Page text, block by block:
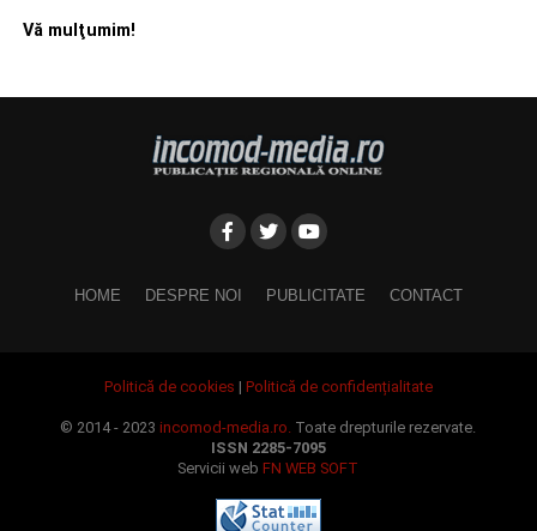
Vă mulţumim!
HOME DESPRE NOI PUBLICITATE CONTACT
Politică de cookies | Politică de confidențialitate
© 2014 - 2023incomod-media.ro. Toate drepturile rezervate.
ISSN 2285-7095
Servicii webFN WEB SOFT